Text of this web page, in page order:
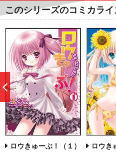
このシリーズのコミカライ
ロウきゅーぶ！（１） ロウき
へ